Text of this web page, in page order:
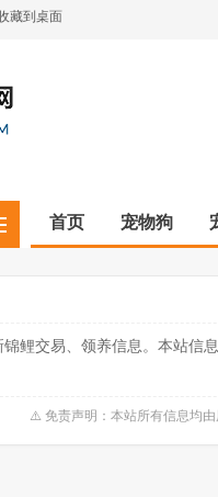
藏到桌面
首页 宠物狗
鲤交易、领养信息。本站信
⚠️ 免责声明：本站所有信息均